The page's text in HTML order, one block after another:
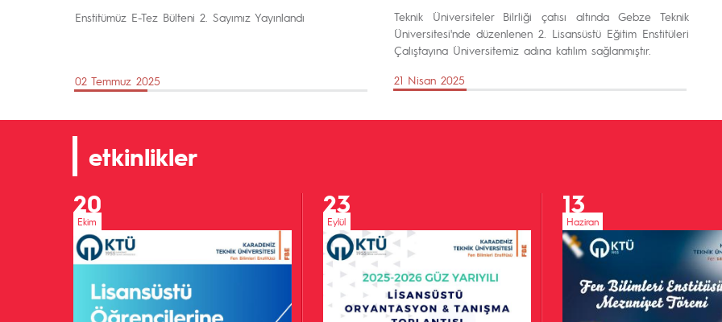
Enstitümüz E-Tez Bülteni 2. Sayımız Yayınlandı
02 Temmuz 2025
Teknik Üniversiteler Bilrliği çatısı altında Gebze Teknik
Üniversitesi'nde düzenlenen 2. Lisansüstü Eğitim Enstitüleri
Çalıştayına Üniversitemiz adına katılım sağlanmıştır.
21 Nisan 2025
etkinlikler
20
Ekim
23
Eylül
13
Haziran